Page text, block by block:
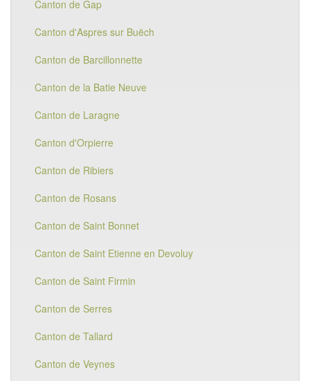
Canton de Gap
Canton d'Aspres sur Buëch
Canton de Barcillonnette
Canton de la Batie Neuve
Canton de Laragne
Canton d'Orpierre
Canton de Ribiers
Canton de Rosans
Canton de Saint Bonnet
Canton de Saint Etienne en Devoluy
Canton de Saint Firmin
Canton de Serres
Canton de Tallard
Canton de Veynes